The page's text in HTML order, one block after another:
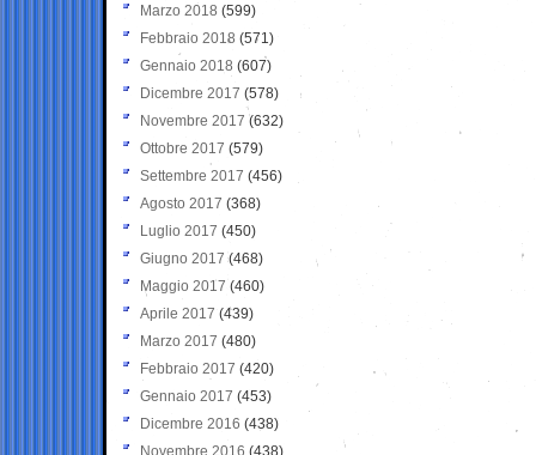
Marzo 2018 (599)
Febbraio 2018 (571)
Gennaio 2018 (607)
Dicembre 2017 (578)
Novembre 2017 (632)
Ottobre 2017 (579)
Settembre 2017 (456)
Agosto 2017 (368)
Luglio 2017 (450)
Giugno 2017 (468)
Maggio 2017 (460)
Aprile 2017 (439)
Marzo 2017 (480)
Febbraio 2017 (420)
Gennaio 2017 (453)
Dicembre 2016 (438)
Novembre 2016 (438)